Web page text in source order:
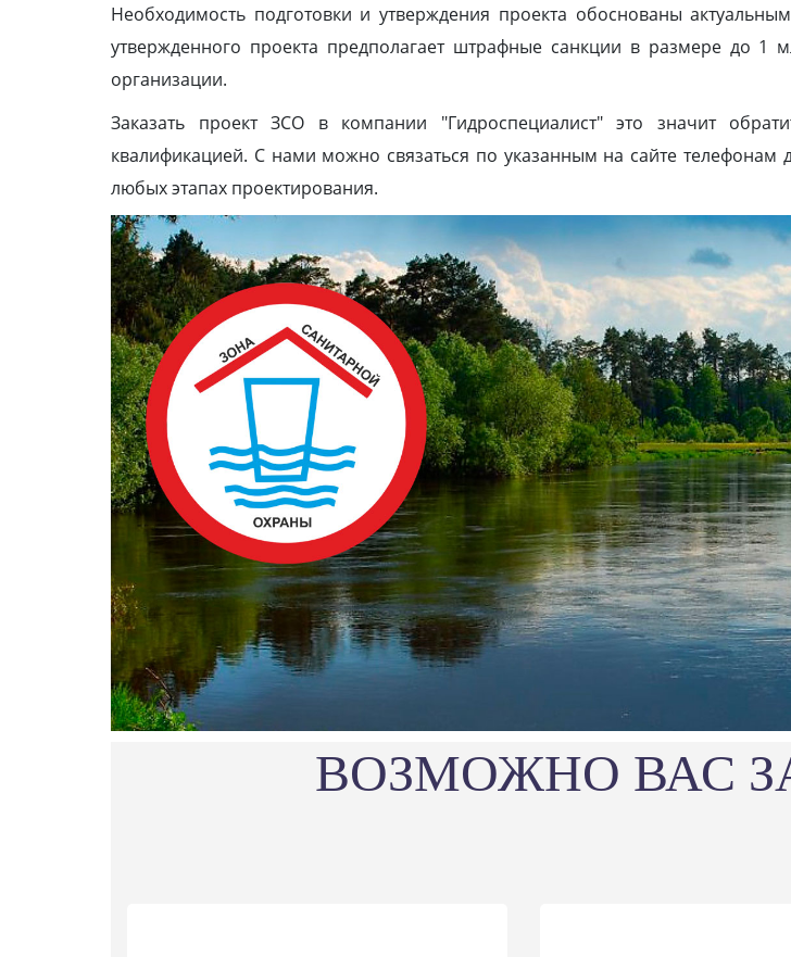
Необходимость подготовки и утверждения проекта обоснованы
утвержденного проекта предполагает штрафные санкции в размере до 1
организации.
Заказать проект ЗСО в компании "Гидроспециалист" это значит
квалификацией. С нами можно связаться по указанным на сайте
любых этапах проектирования.
ВОЗМОЖНО ВАС